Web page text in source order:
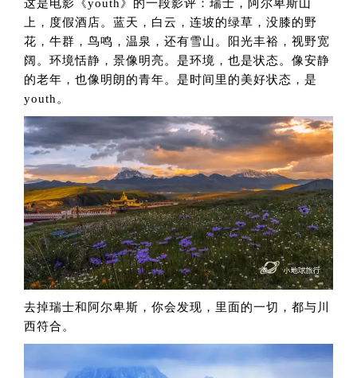
这是电影《youth》的一段影评：瑞士，阿尔卑斯山
上，度假酒店。蓝天，白云，连坡的绿草，没膝的野
花，牛群，鸟鸣，温泉，还有雪山。阳光丰裕，视野宽
阔。环境恬静，景像明亮。是环境，也是状态。像安静
的老年，也像明朗的青年。是时间里的美好状态，是
youth。
去掉瑞士和阿尔卑斯，你会发现，里面的一切，都与川
西符合。